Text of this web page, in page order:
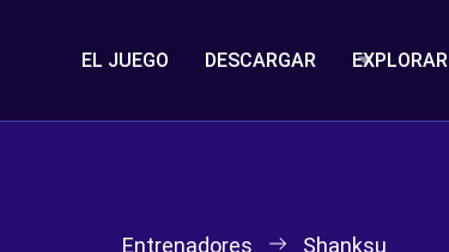
EL JUEGO DESCARGAR EXPLORAR
Entrenadores Shanksu